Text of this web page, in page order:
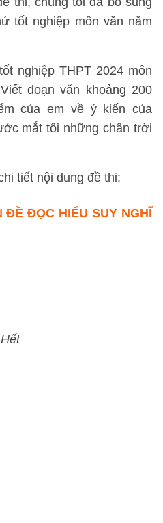
tốt nghiệp môn văn năm
nghiệp THPT 2024 môn
đoạn văn khoảng 200
của em về ý kiến của
mắt tôi những chân trời
tiết nội dung đề thi:
ĐỀ ĐỌC HIỂU SUY NGHĨ
Hết